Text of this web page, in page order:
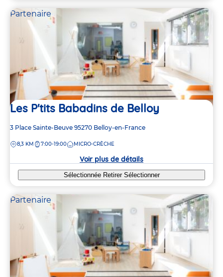
Partenaire
Les P'tits Babadins de Belloy
Adresse
la
3 Place Sainte-Beuve 95270 Belloy-en-France
DISTANCE
8,3 KM 7:00-19:00 MICRO-CRÈCHE
Voir plus de détails
Sélectionnée Retirer Sélectionner
Partenaire